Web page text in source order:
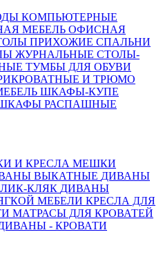
КОМПЬЮТЕРНЫЕ
МЕБЕЛЬ ОФИСНАЯ
ПРИХОЖИЕ СПАЛЬНИ
ЖУРНАЛЬНЫЕ СТОЛЫ-
ТУМБЫ ДЛЯ ОБУВИ
И ТРЮМО
ШКАФЫ-КУПЕ
РАСПАШНЫЕ
И КРЕСЛА МЕШКИ
ВЫКАТНЫЕ ДИВАНЫ
КЛЯК ДИВАНЫ
МЕБЕЛИ КРЕСЛА ДЛЯ
МАТРАСЫ ДЛЯ КРОВАТЕЙ
- КРОВАТИ